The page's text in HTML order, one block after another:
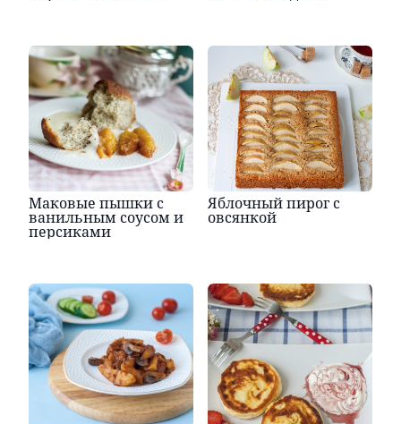
Маковые пышки с
ванильным соусом и
персиками
Яблочный пирог с
овсянкой